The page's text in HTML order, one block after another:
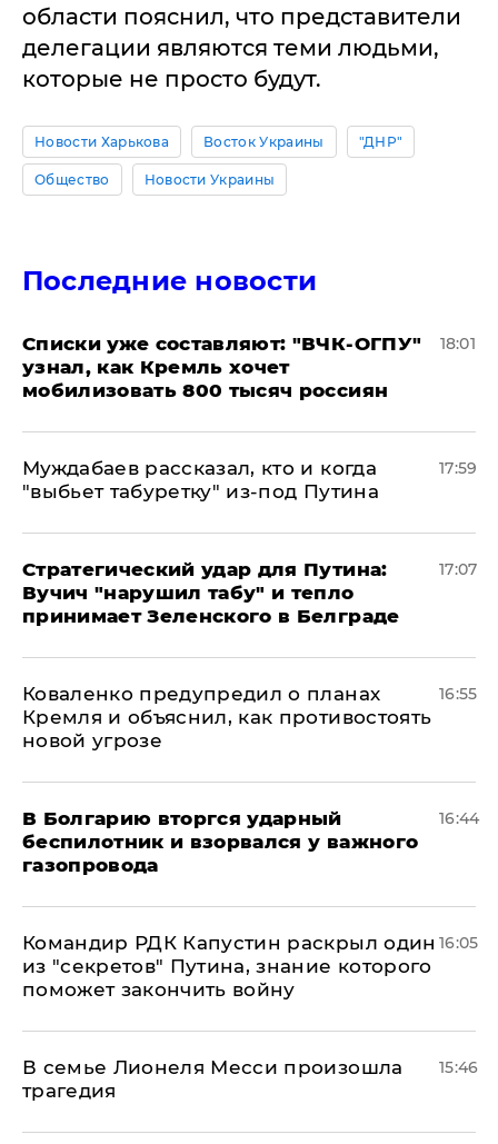
области пояснил, что представители
делегации являются теми людьми,
которые не просто будут.
Новости Харькова Восток Украины "ДНР"
Общество Новости Украины
Последние новости
Списки уже составляют: "ВЧК-ОГПУ"
узнал, как Кремль хочет
мобилизовать 800 тысяч россиян
18:01
Муждабаев рассказал, кто и когда
"выбьет табуретку" из-под Путина
17:59
Стратегический удар для Путина:
Вучич "нарушил табу" и тепло
принимает Зеленского в Белграде
17:07
Коваленко предупредил о планах
Кремля и объяснил, как противостоять
новой угрозе
16:55
В Болгарию вторгся ударный
беспилотник и взорвался у важного
газопровода
16:44
Командир РДК Капустин раскрыл один
из "секретов" Путина, знание которого
поможет закончить войну
16:05
В семье Лионеля Месси произошла
трагедия
15:46